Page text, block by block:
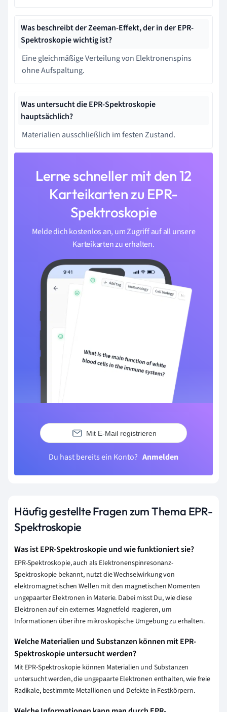
Was beschreibt der Zeeman-Effekt, der in der EPR-
Spektroskopie wichtig ist?
Eine gleichmäßige Verteilung von Elektronenspins
ohne Aufspaltung.
Was untersucht die EPR-Spektroskopie
hauptsächlich?
Materialien ausschließlich im festen Zustand.
Lerne schneller mit den 12
Karteikarten zu EPR-
Spektroskopie
Melde dich kostenlos an, um Zugriff auf all unsere
Karteikarten zu erhalten.
Mit E-Mail registrieren
Du hast bereits ein Konto? Anmelden
Häufig gestellte Fragen zum Thema EPR-
Spektroskopie
Was ist EPR-Spektroskopie und wie funktioniert sie?
EPR-Spektroskopie, auch als Elektronenspinresonanz-
Spektroskopie bekannt, nutzt die Wechselwirkung von
elektromagnetischen Wellen mit den magnetischen Momenten
ungepaarter Elektronen in Materie. Dabei misst Du, wie diese
Elektronen auf ein externes Magnetfeld reagieren, um
Informationen über ihre mikroskopische Umgebung zu erhalten.
Welche Materialien und Substanzen können mit EPR-
Spektroskopie untersucht werden?
Mit EPR-Spektroskopie können Materialien und Substanzen
untersucht werden, die ungepaarte Elektronen enthalten, wie freie
Radikale, bestimmte Metallionen und Defekte in Festkörpern.